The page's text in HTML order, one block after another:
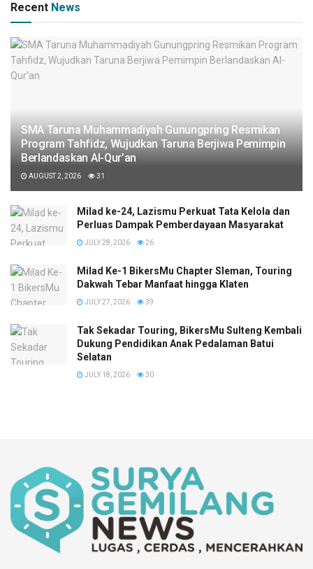
Recent News
SMA Taruna Muhammadiyah Gunungpring Resmikan
Program Tahfidz, Wujudkan Taruna Berjiwa Pemimpin
Berlandaskan Al-Qur’an
AUGUST 2, 2026 31
Milad ke-24, Lazismu Perkuat Tata Kelola dan
Perluas Dampak Pemberdayaan Masyarakat
JULY 28, 2026 26
Milad Ke-1 BikersMu Chapter Sleman, Touring
Dakwah Tebar Manfaat hingga Klaten
JULY 27, 2026 39
Tak Sekadar Touring, BikersMu Sulteng Kembali
Dukung Pendidikan Anak Pedalaman Batui
Selatan
JULY 18, 2026 30